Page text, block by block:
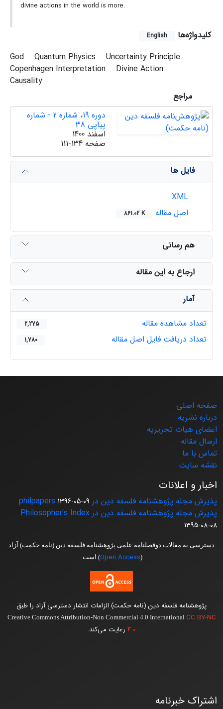
divine actions in the world is more.
کلیدواژه‌ها English
God Quantum Physics
Uncertainty Principle
Copenhagen Interpretation
Divine Action
Causality
مراجع
دوره 19، شماره 2 - شماره
پیاپی 38
اسفند 1400
صفحه 111-134
فایل ها
اصل مقاله
861.02 K
هم رسانی
ارجاع به این مقاله
آمار
تعداد مشاهده مقاله
2,275
تعداد دریافت فایل اصل مقاله 1,780
صفحه اصلی
درباره نشریه
اعضای هیات تحریریه
ارسال مقاله
تماس با ما
نقشه سایت
اخبار و اعلانات
پذیرش مجله پژوهشنامه فلسفه دین در philpapers 1396-05-09
پذیرش مجله پژوهشنامه فلسفه دین در Philosopher's Index
1395-08-08
دسترسی به مقالات دوفصلنامه علمی پژوهشنامه فلسفه دین (نامه حکمت) آزاد
(
Open Access) است.
پژوهشنامه فلسفه دین (نامه حکمت) الزامات انتشار دسترسی آزاد را طبق
Creative Commons Attribution-Non Commercial 4.0 International CC BY-NC
4.0 رعایت می‌کند.
اشتراک خبرنامه